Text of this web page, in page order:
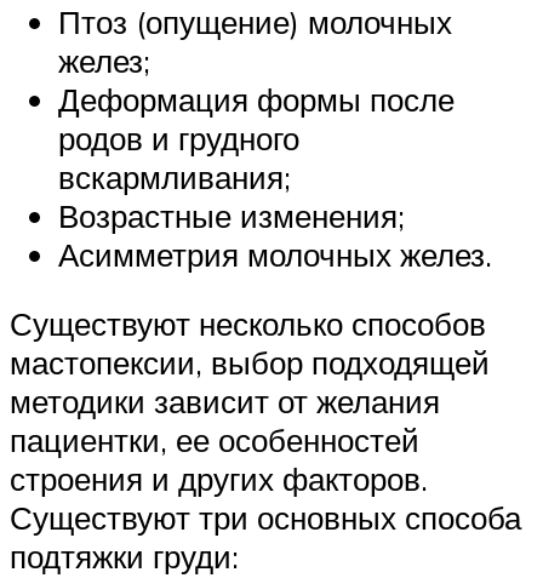
Птоз (опущение) молочных
желез;
Деформация формы после
родов и грудного
вскармливания;
Возрастные изменения;
Асимметрия молочных желез.
Существуют несколько способов
мастопексии, выбор подходящей
методики зависит от желания
пациентки, ее особенностей
строения и других факторов.
Существуют три основных способа
подтяжки груди: